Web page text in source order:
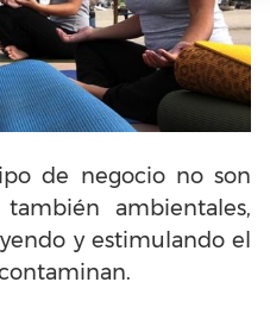
de negocio no son
ambientales,
y estimulando el